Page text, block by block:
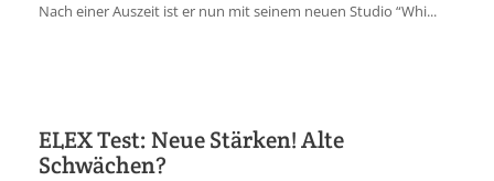
Nach einer Auszeit ist er nun mit seinem neuen Studio “Whi...
ELEX Test: Neue Stärken! Alte
Schwächen?